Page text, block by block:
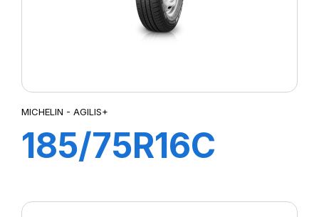
MICHELIN - AGILIS+
185/75R16C